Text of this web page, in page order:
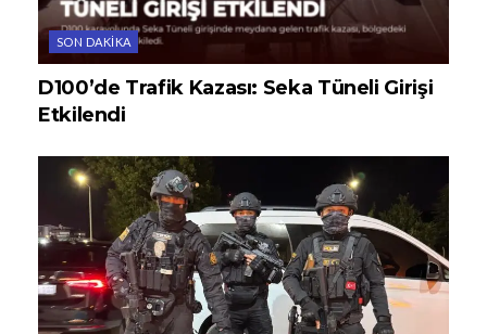
SON DAKIKA
D100’de Trafik Kazası: Seka Tüneli Girişi
Etkilendi